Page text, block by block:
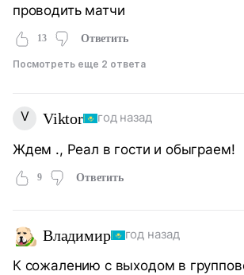
проводить матчи
13 Ответить
Посмотреть еще 2 ответа
V Viktor год назад
Ждем ., Реал в гости и обыграем!
9 Ответить
Владимир год назад
К сожалению с выходом в